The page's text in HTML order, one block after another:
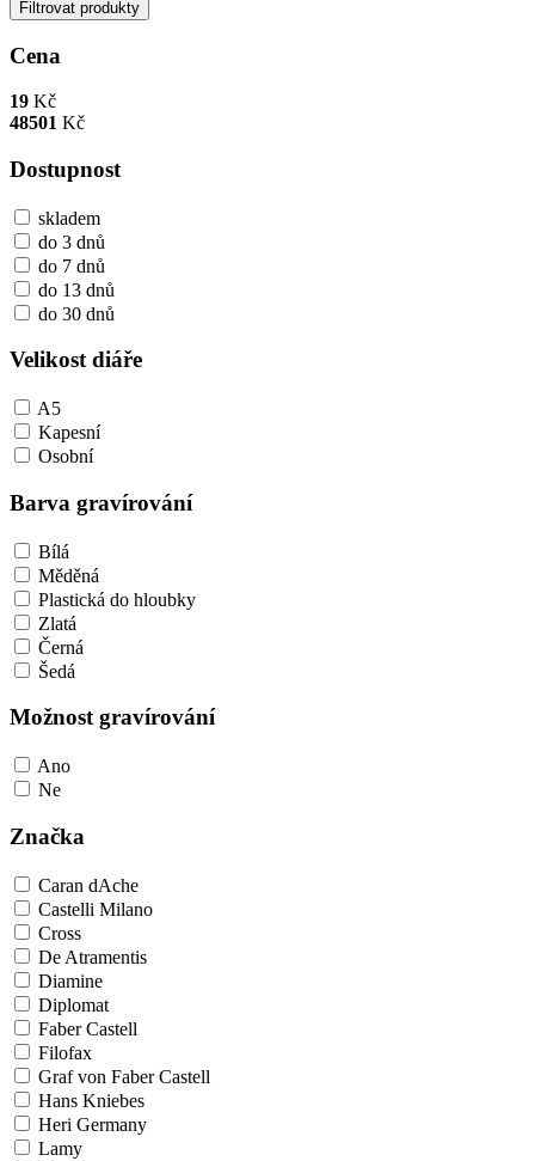
Filtrovat produkty
Cena
19 Kč
48501 Kč
Dostupnost
skladem
do 3 dnů
do 7 dnů
do 13 dnů
do 30 dnů
Velikost diáře
A5
Kapesní
Osobní
Barva gravírování
Bílá
Měděná
Plastická do hloubky
Zlatá
Černá
Šedá
Možnost gravírování
Ano
Ne
Značka
Caran dAche
Castelli Milano
Cross
De Atramentis
Diamine
Diplomat
Faber Castell
Filofax
Graf von Faber Castell
Hans Kniebes
Heri Germany
Lamy